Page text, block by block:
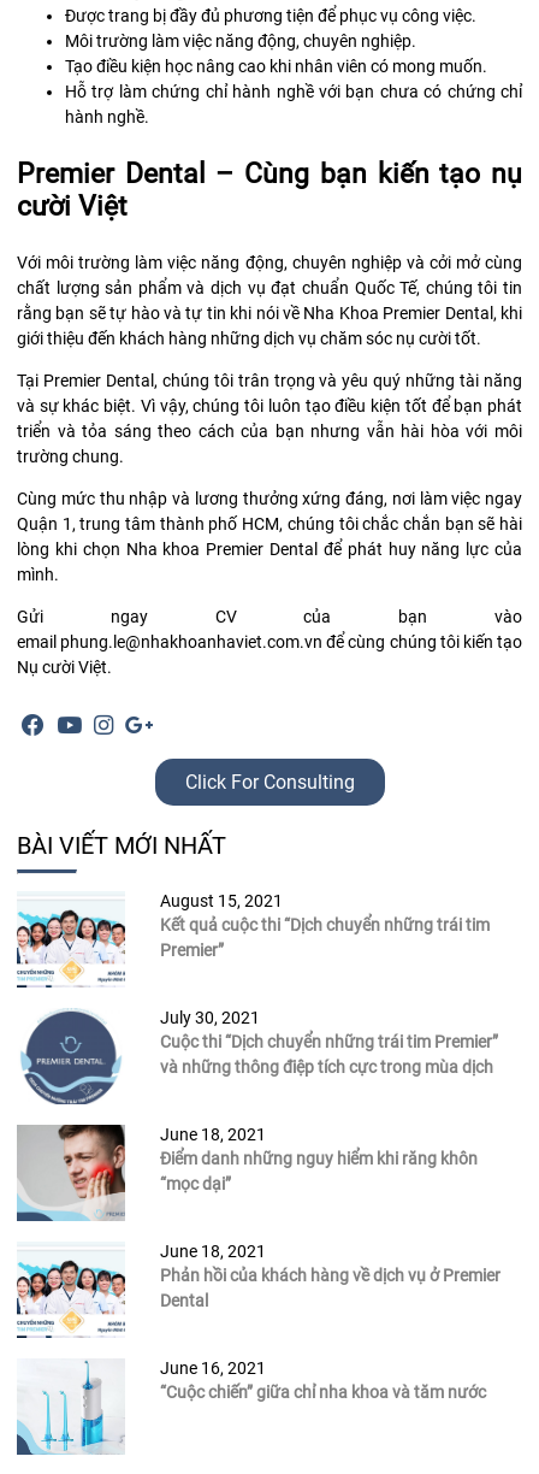
Được trang bị đầy đủ phương tiện để phục vụ công việc.
Môi trường làm việc năng động, chuyên nghiệp.
Tạo điều kiện học nâng cao khi nhân viên có mong muốn.
Hỗ trợ làm chứng chỉ hành nghề với bạn chưa có chứng chỉ
hành nghề.
Premier Dental – Cùng bạn kiến tạo nụ
cười Việt
Với môi trường làm việc năng động, chuyên nghiệp và cởi mở cùng
chất lượng sản phẩm và dịch vụ đạt chuẩn Quốc Tế, chúng tôi tin
rằng bạn sẽ tự hào và tự tin khi nói về Nha Khoa Premier Dental, khi
giới thiệu đến khách hàng những dịch vụ chăm sóc nụ cười tốt.
Tại Premier Dental, chúng tôi trân trọng và yêu quý những tài năng
và sự khác biệt. Vì vậy, chúng tôi luôn tạo điều kiện tốt để bạn phát
triển và tỏa sáng theo cách của bạn nhưng vẫn hài hòa với môi
trường chung.
Cùng mức thu nhập và lương thưởng xứng đáng, nơi làm việc ngay
Quận 1, trung tâm thành phố HCM, chúng tôi chắc chắn bạn sẽ hài
lòng khi chọn Nha khoa Premier Dental để phát huy năng lực của
mình.
Gửi ngay CV của bạn vào
email phung.le@nhakhoanhaviet.com.vn để cùng chúng tôi kiến tạo
Nụ cười Việt.
Click For Consulting
BÀI VIẾT MỚI NHẤT
August 15, 2021
Kết quả cuộc thi “Dịch chuyển những trái tim
Premier”
July 30, 2021
Cuộc thi “Dịch chuyển những trái tim Premier”
và những thông điệp tích cực trong mùa dịch
June 18, 2021
Điểm danh những nguy hiểm khi răng khôn
“mọc dại”
June 18, 2021
Phản hồi của khách hàng về dịch vụ ở Premier
Dental
June 16, 2021
“Cuộc chiến” giữa chỉ nha khoa và tăm nước